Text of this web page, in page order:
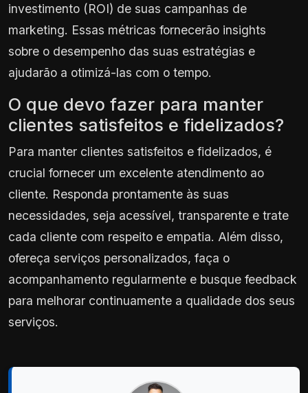
investimento (ROI) de suas campanhas de
marketing. Essas métricas fornecerão insights
sobre o desempenho das suas estratégias e
ajudarão a otimizá-las com o tempo.
O que devo fazer para manter
clientes satisfeitos e fidelizados?
Para manter clientes satisfeitos e fidelizados, é
crucial fornecer um excelente atendimento ao
cliente. Responda prontamente às suas
necessidades, seja acessível, transparente e trate
cada cliente com respeito e empatia. Além disso,
ofereça serviços personalizados, faça o
acompanhamento regularmente e busque feedback
para melhorar continuamente a qualidade dos seus
serviços.